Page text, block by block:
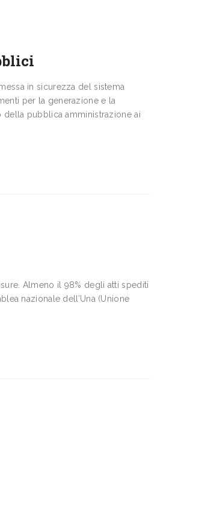
in sicurezza del sistema
per la generazione e la
della pubblica amministrazione ai
Almeno il 98% degli atti spediti
nazionale dell’Una (Unione